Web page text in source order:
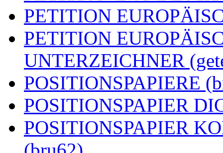
PETITION
PETITION
UNTERZEICHNER
POSITIONSPAPIERE
POSITIONSPAPIER
POSITIONSPAPIER